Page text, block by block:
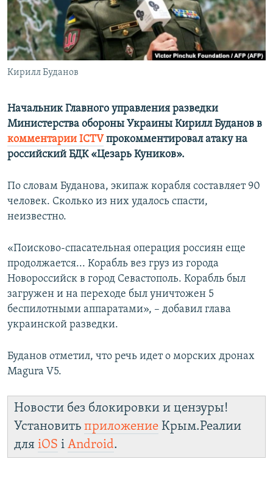
ПОБЕДИТЕЛЕЙ НЕ СУДЯТ?
КРЫМ.НЕПОКОРЕННЫЙ
ELIFBE
УКРАИНСКАЯ ПРОБЛЕМА КРЫМА
ПРИСОЕДИНЯЙТЕСЬ!
Кирилл Буданов
Начальник Главного управления разведки
Министерства обороны Украины Кирилл Буданов в
комментарии ICTV прокомментировал атаку на
российский БДК «Цезарь Куников».
По словам Буданова, экипаж корабля составляет 90
человек. Сколько из них удалось спасти,
неизвестно.
«Поисково-спасательная операция россиян еще
продолжается... Корабль вез груз из города
Новороссийск в город Севастополь. Корабль был
загружен и на переходе был уничтожен 5
беспилотными аппаратами», – добавил глава
украинской разведки.
Буданов отметил, что речь идет о морских дронах
Magura V5.
Новости без блокировки и цензуры!
Установить приложение Крым.Реалии
для iOS і Android.